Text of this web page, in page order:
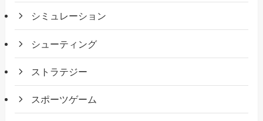
シミュレーション
シューティング
ストラテジー
スポーツゲーム